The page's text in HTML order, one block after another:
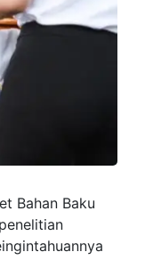
Bahan Baku